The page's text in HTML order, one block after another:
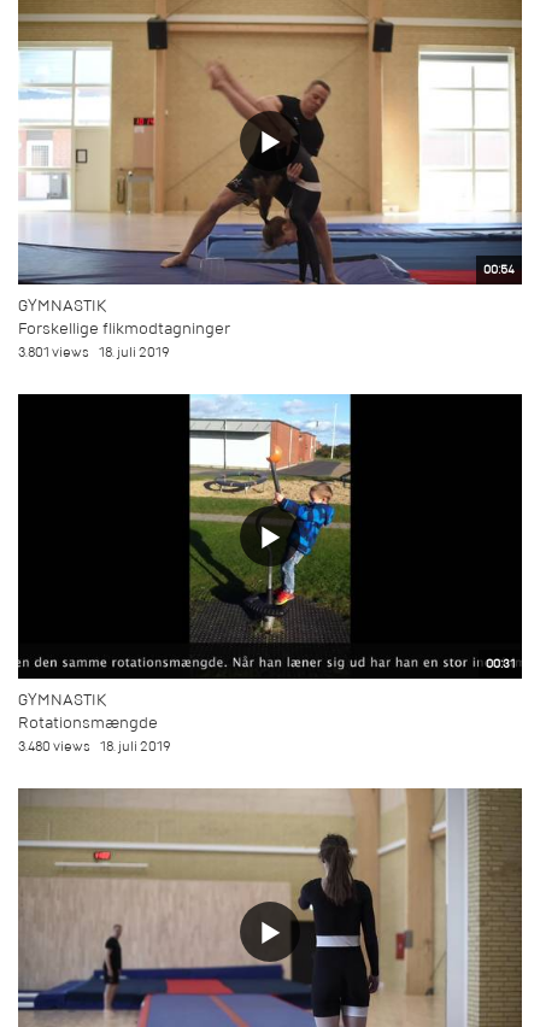
00:54
GYMNASTIK
Forskellige flikmodtagninger
3.801 views 18. juli 2019
00:31
GYMNASTIK
Rotationsmængde
3.480 views 18. juli 2019